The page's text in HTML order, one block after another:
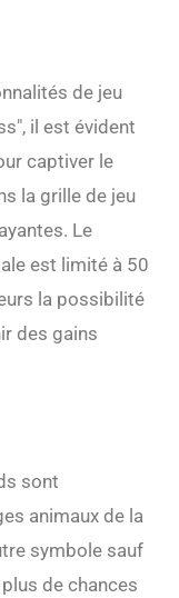
de jeu
il est évident
captiver le
la grille de jeu
Le
est limité à 50
la possibilité
des gains
sont
animaux de la
symbole sauf
de chances